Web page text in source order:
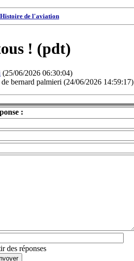
de l'aviation
! (pdt)
(25/06/2026 06:30:04)
de bernard palmieri (24/06/2026 14:59:17)
:
des réponses